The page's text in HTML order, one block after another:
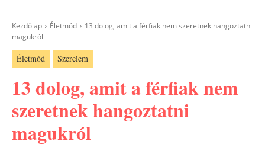
Kezdőlap Életmód
13 dolog, amit a férfiak nem szeretnek hangoztatni
magukról
Életmód Szerelem
13 dolog, amit a férfiak nem
szeretnek hangoztatni
magukról